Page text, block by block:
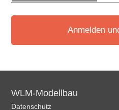
Anmelden
WLM-Modellbau
Datenschutz